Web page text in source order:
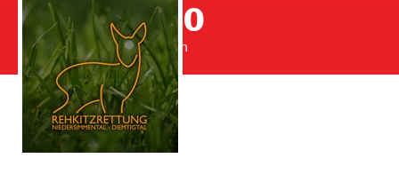
Trova progetti e organizzazioni
Inizia ora
CHF 1’840
Sostenuto par Raiffeisen